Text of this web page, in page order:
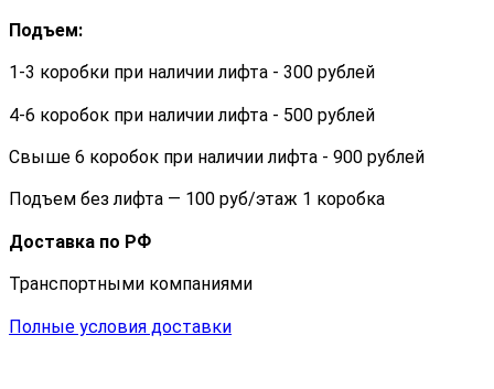
Подъем:
1-3 коробки при наличии лифта - 300 рублей
4-6 коробок при наличии лифта - 500 рублей
Свыше 6 коробок при наличии лифта - 900 рублей
Подъем без лифта — 100 руб/этаж 1 коробка
Доставка по РФ
Транспортными компаниями
Полные условия доставки